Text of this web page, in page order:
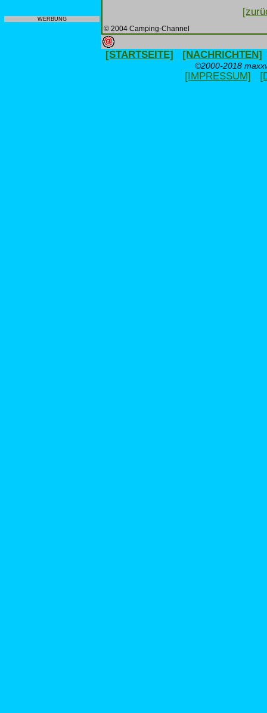
WERBUNG
© 2004 Camping-Channel
[STARTSEITE] [NACHRICHTEN]
©2000-2018
[IMPRESSUM]